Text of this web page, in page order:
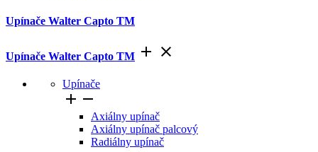
Upínače Walter Capto TM
Upínače Walter Capto TM  
Upínače
 
Axiálny upínač
Axiálny upínač palcový
Radiálny upínač